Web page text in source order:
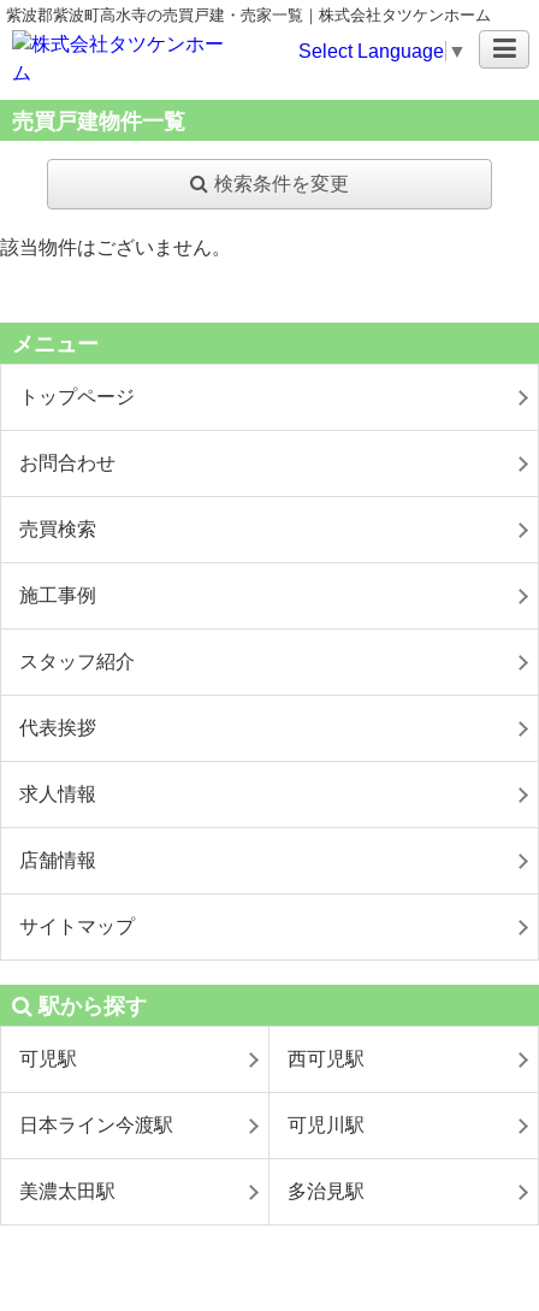
紫波郡紫波町高水寺の売買戸建・売家一覧｜株式会社タツケンホーム
Select Language ▼
売買戸建物件一覧
検索条件を変更
該当物件はございません。
メニュー
トップページ
お問合わせ
売買検索
施工事例
スタッフ紹介
代表挨拶
求人情報
店舗情報
サイトマップ
駅から探す
可児駅 西可児駅
日本ライン今渡駅 可児川駅
美濃太田駅 多治見駅